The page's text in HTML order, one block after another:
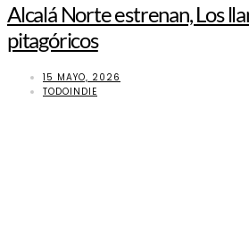
Alcalá Norte estrenan, Los
pitagóricos
15 MAYO, 2026
TODOINDIE